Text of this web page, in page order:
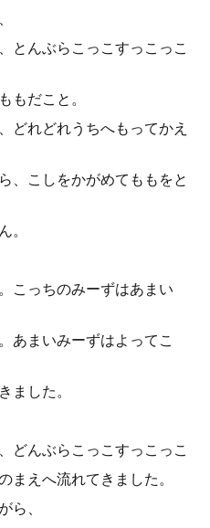
とんぶらこっこすっこっこ
もだこと。
どれどれうちへもってかえ
、こしをかがめてももをと
。
こっちのみーずはあまい
あまいみーずはよってこ
ました。
どんぶらこっこすっこっこ
まえへ流れてきました。
ら、